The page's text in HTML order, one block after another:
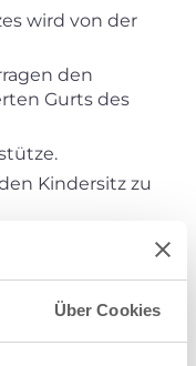
Über Cookies
wird von der
den
Gurts des
Kindersitz zu
WÄHLEN?